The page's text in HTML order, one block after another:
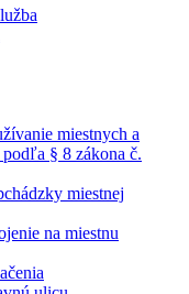
miestnych a
§ 8 zákona č.
miestnej
na miestnu